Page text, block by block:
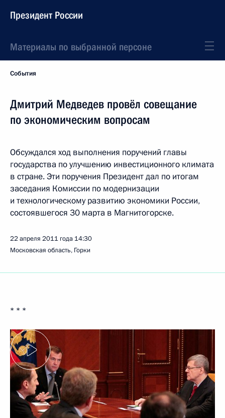
Президент России
Материалы по выбранной персоне
События
Дмитрий Медведев провёл совещание
по экономическим вопросам
Обсуждался ход выполнения поручений главы
государства по улучшению инвестиционного климата
в стране. Эти поручения Президент дал по итогам
заседания Комиссии по модернизации
и технологическому развитию экономики России,
состоявшегося 30 марта в Магнитогорске.
22 апреля 2011 года 14:30
Московская область, Горки
* * *